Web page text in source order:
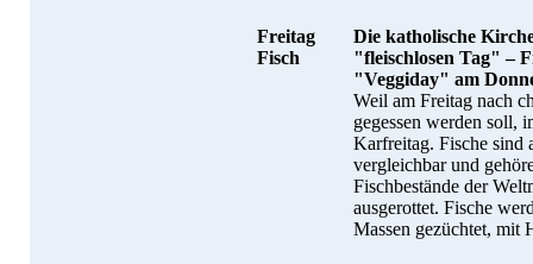
Freitag
Fisch
Die katholische
"fleischlosen Tag" –
"Veggiday" am
Weil am Freitag nach
gegessen werden soll,
Karfreitag. Fische sind
vergleichbar und
Fischbestände der
ausgerottet. Fische
Massen gezüchtet, mit